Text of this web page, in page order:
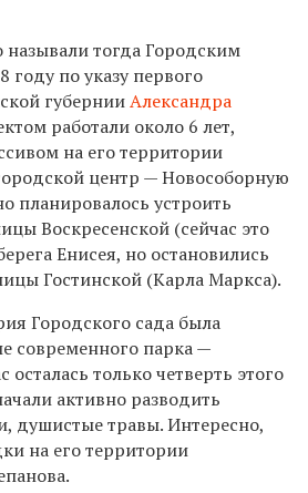
называли тогда Городским
году по указу первого
губернииАлександра
работали около 6 лет,
на его территории
центр — Новособорную
планировалось устроить
Воскресенской (сейчас это
Енисея, но остановились
Гостинской (Карла Маркса).
Городского сада была
современного парка —
осталась только четверть этого
активно разводить
душистые травы. Интересно,
на его территории